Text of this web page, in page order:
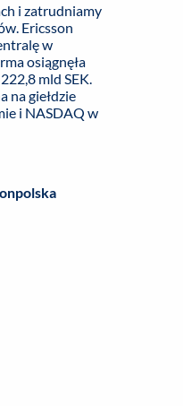
i zatrudniamy
Ericsson
w
osiągnęła
mld SEK.
na giełdzie
i NASDAQ w